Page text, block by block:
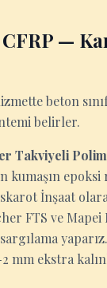
—
beton
belirler.
Takviyeli
kumaşın epoksi
İnşaat
FTS ve Mapei
mm ekstra